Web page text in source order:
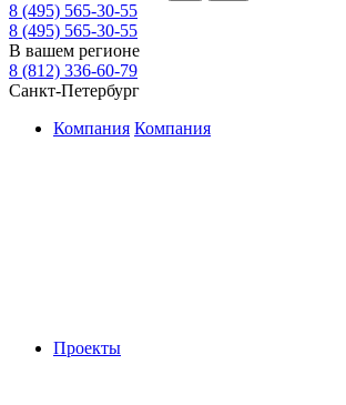
8 (495) 565-30-55
8 (495) 565-30-55
В вашем регионе
8 (812) 336-60-79
Санкт-Петербург
Компания Компания
Проекты